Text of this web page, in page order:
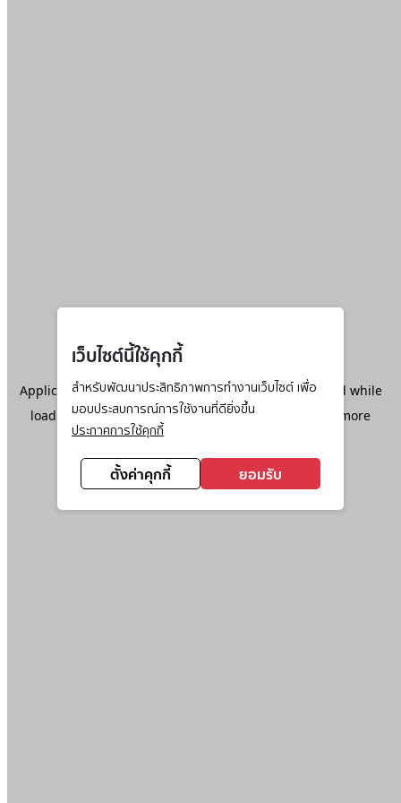
เว็บไซต์นี้ใช้คุกกี้
สำหรับพัฒนาประสิทธิภาพการทำงานเว็บไซต์ เพื่อ
มอบประสบการณ์การใช้งานที่ดียิ่งขึ้น
ประกาศการใช้คุกกี้
ตั้งค่าคุกกี้ ยอมรับ
Application error: aclient-side exception has occurred while
loadingwww.ktc.co.th(see the browser console
for more
information).